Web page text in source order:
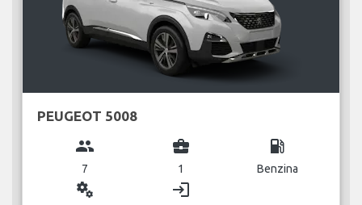
PEUGEOT 5008
group
7
business_center
1
local_gas_station
Benzina
miscellaneous_services login